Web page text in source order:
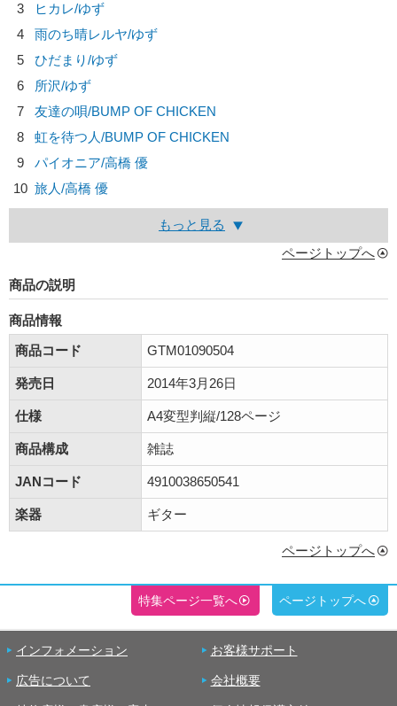
3
ヒカレ/ゆず
4
雨のち晴レルヤ/ゆず
5
ひだまり/ゆず
6
所沢/ゆず
7
友達の唄/BUMP OF CHICKEN
8
虹を待つ人/BUMP OF CHICKEN
9
パイオニア/高橋 優
10 旅人/高橋 優
もっと見る
ページトップへ
商品の説明
商品情報
商品コード
GTM01090504
発売日 2014年3月26日
仕様 A4変型判縦/128ページ
商品構成 雑誌
JANコード 4910038650541
楽器 ギター
ページトップへ
特集ページ一覧へ ページトップへ
インフォメーション お客様サポート
広告について 会社概要